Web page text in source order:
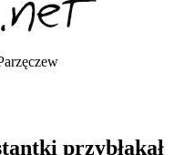
przybłąkał